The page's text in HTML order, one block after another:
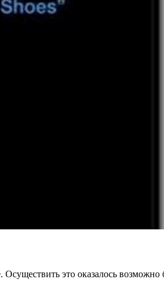
это оказалось возможно